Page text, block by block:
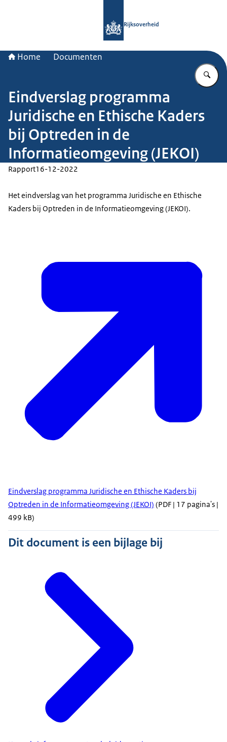
Rijksoverheid
Home Documenten
Eindverslag programma
Juridische en Ethische Kaders
bij Optreden in de
Informatieomgeving (JEKOI)
Rapport16-12-2022
Het eindverslag van het programma Juridische en Ethische
Kaders bij Optreden in de Informatieomgeving (JEKOI).
Eindverslag programma Juridische en Ethische Kaders bij
Optreden in de Informatieomgeving (JEKOI) (PDF | 17 pagina's |
499 kB)
Dit document is een bijlage bij